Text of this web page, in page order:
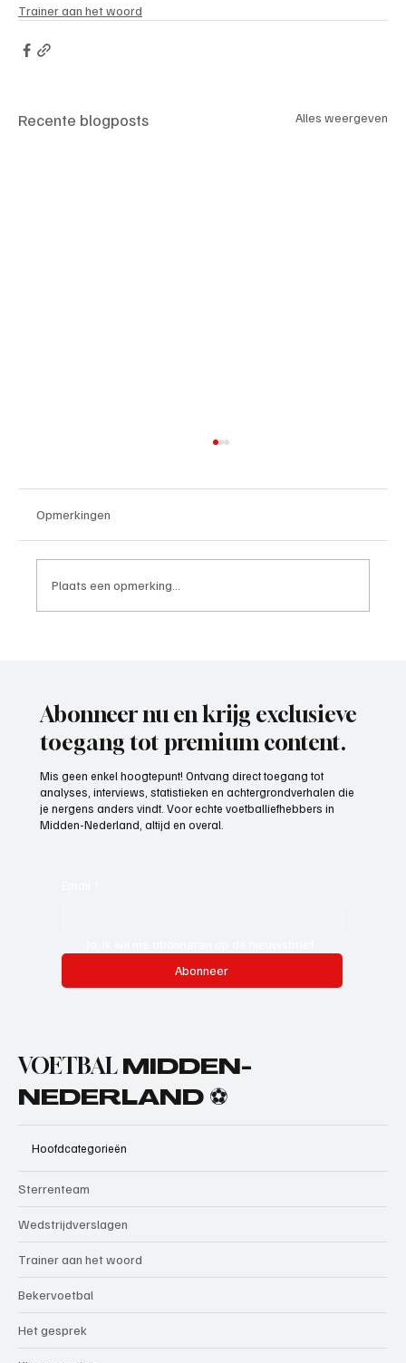
Trainer aan het woord
Recente blogposts Alles weergeven
Opmerkingen
Plaats een opmerking...
Abonneer nu en krijg exclusieve
toegang tot premium content.
Mis geen enkel hoogtepunt! Ontvang direct toegang tot
analyses, interviews, statistieken en achtergrondverhalen die
je nergens anders vindt. Voor echte voetballiefhebbers in
Midden-Nederland, altijd en overal.
Abonneer
VOETBAL MIDDEN-
NEDERLAND ⚽
Hoofdcategorieën
Sterrenteam
Wedstrijdverslagen
Trainer aan het woord
Bekervoetbal
Het gesprek